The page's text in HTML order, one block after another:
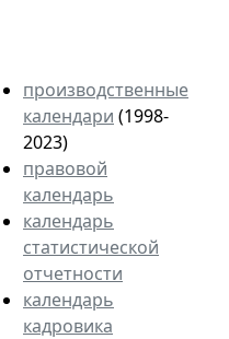
производственные
календари (1998-
2023)
правовой
календарь
календарь
статистической
отчетности
календарь
кадровика